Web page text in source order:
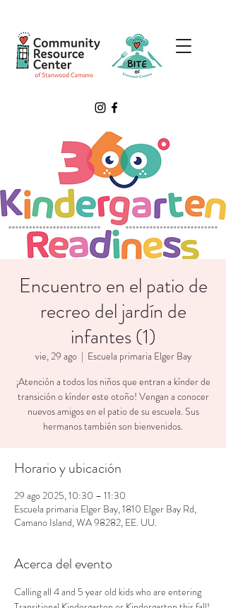
Encuentro en el patio de
recreo del jardín de
infantes (1)
vie, 29 ago
  |
Escuela primaria Elger Bay
¡Atención a todos los niños que entran a kínder de
transición o kínder este otoño! Vengan a conocer
nuevos amigos en el patio de su escuela. Sus
hermanos también son bienvenidos.
Horario y ubicación
29 ago 2025, 10:30 – 11:30
Escuela primaria Elger Bay, 1810 Elger Bay Rd,
Camano Island, WA 98282, EE. UU.
Acerca del evento
Calling all 4 and 5 year old kids who are entering